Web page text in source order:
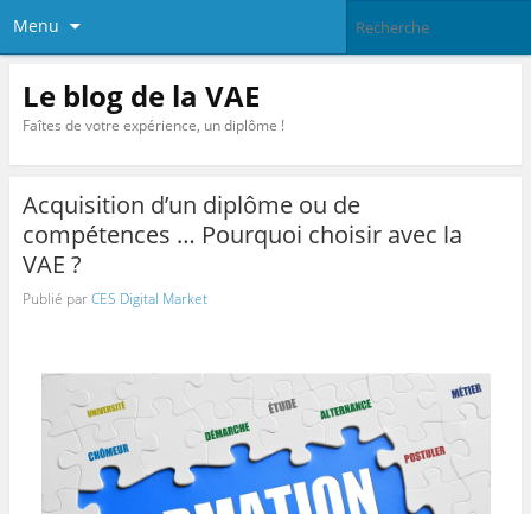
Menu
Le blog de la VAE
Faîtes de votre expérience, un diplôme !
Acquisition d’un diplôme ou de
compétences … Pourquoi choisir avec la
VAE ?
Publié parCES Digital Market